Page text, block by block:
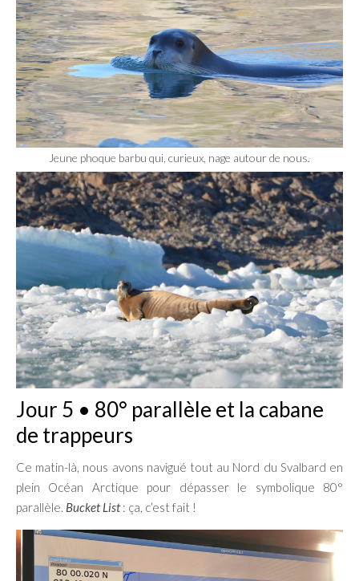
Jeune phoque barbu qui, curieux, nage autour de nous.
Jour 5 • 80° parallèle et la cabane
de trappeurs
Ce matin-là, nous avons navigué tout au Nord du Svalbard en
plein Océan Arctique pour dépasser le symbolique 80°
parallèle. Bucket List: ça, c’est fait !